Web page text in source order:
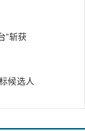
”斩获
候选人